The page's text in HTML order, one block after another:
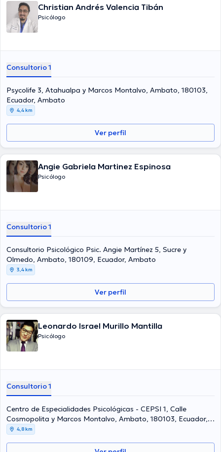
Christian Andrés Valencia Tibán
Psicólogo
Consultorio 1
Psycolife 3, Atahualpa y Marcos Montalvo, Ambato, 180103,
Ecuador, Ambato
4,4 km
Ver perfil
Angie Gabriela Martinez Espinosa
Psicólogo
Consultorio 1
Consultorio Psicológico Psic. Angie Martínez 5, Sucre y
Olmedo, Ambato, 180109, Ecuador, Ambato
3,4 km
Ver perfil
Leonardo Israel Murillo Mantilla
Psicólogo
Consultorio 1
Centro de Especialidades Psicológicas - CEPSI 1, Calle
Cosmopolita y Marcos Montalvo, Ambato, 180103, Ecuador,
Ambato
4,8 km